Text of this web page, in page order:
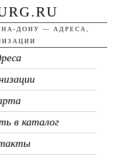
ДОНУ — АДРЕСА,
в каталог